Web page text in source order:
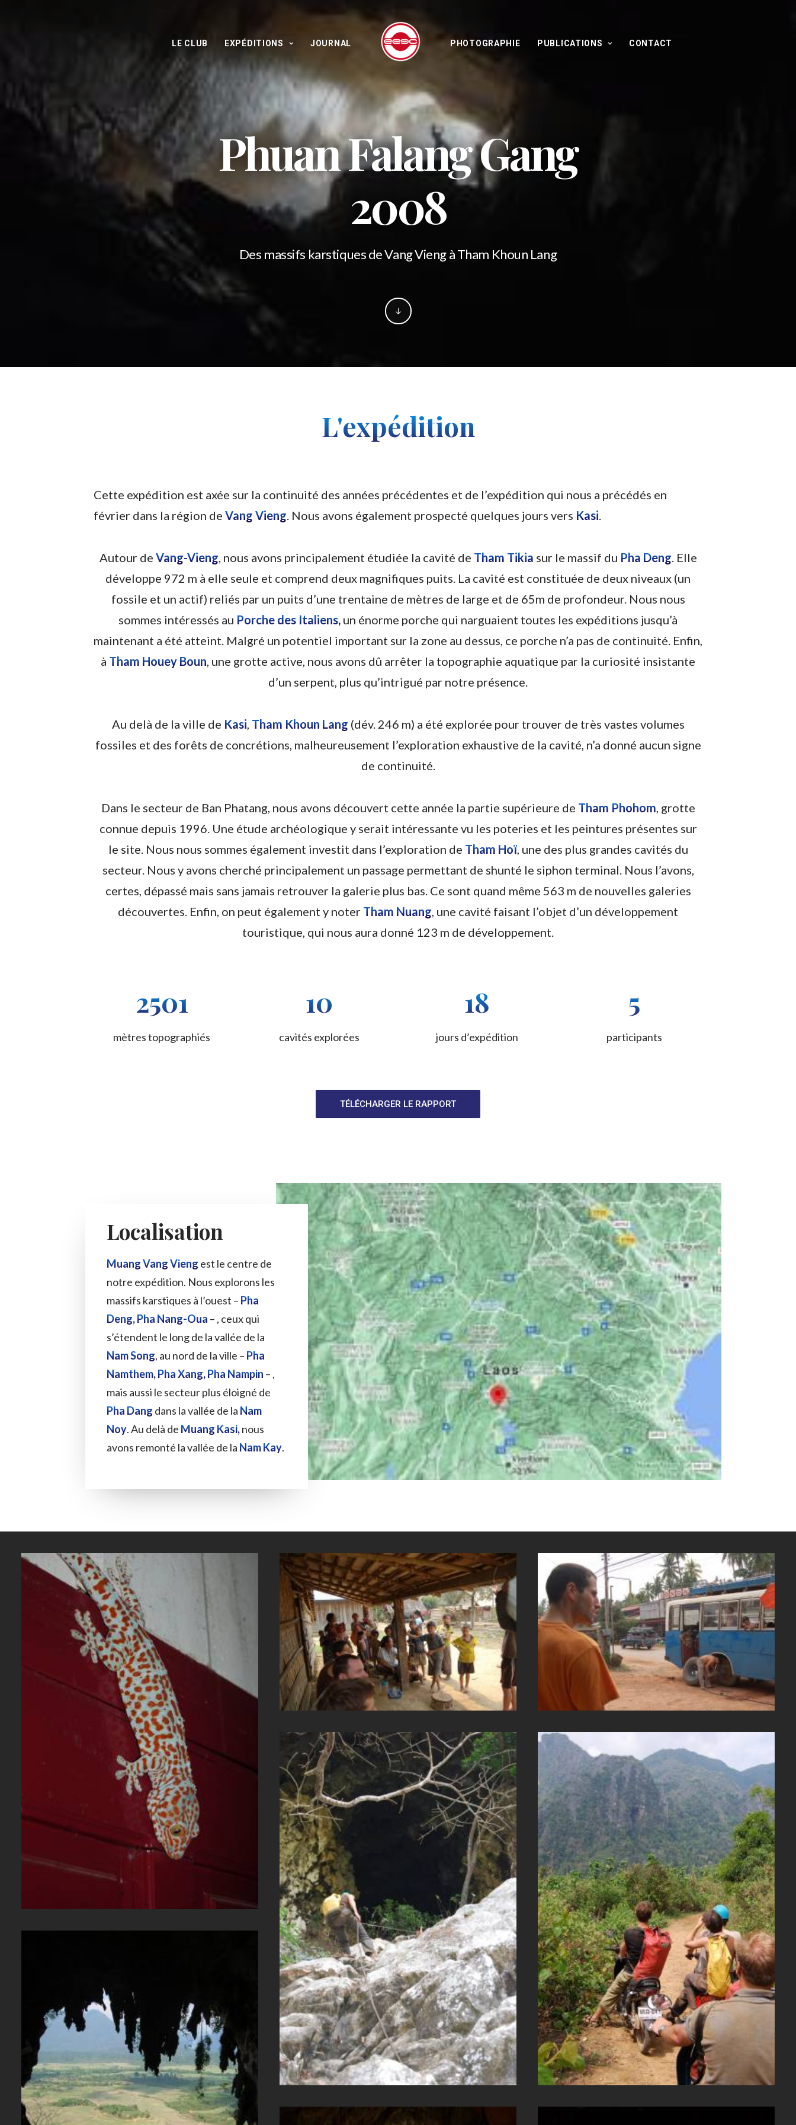
LE CLUB EXPÉDITIONS JOURNAL PHOTOGRAPHIE PUBLICATIONS CONTACT
Phuan Falang Gang
2008
Des massifs karstiques de Vang Vieng à Tham Khoun Lang
L'expédition
Cette expédition est axée sur la continuité des années précédentes et de l’expédition qui nous a précédés en
février dans la région de Vang Vieng. Nous avons également prospecté quelques jours vers Kasi.
Autour de Vang-Vieng, nous avons principalement étudiée la cavité de Tham Tikia sur le massif du Pha Deng. Elle
développe 972 m à elle seule et comprend deux magnifiques puits. La cavité est constituée de deux niveaux (un
fossile et un actif) reliés par un puits d’une trentaine de mètres de large et de 65m de profondeur. Nous nous
sommes intéressés au Porche des Italiens, un énorme porche qui narguaient toutes les expéditions jusqu’à
maintenant a été atteint. Malgré un potentiel important sur la zone au dessus, ce porche n’a pas de continuité. Enfin,
à Tham Houey Boun, une grotte active, nous avons dû arrêter la topographie aquatique par la curiosité insistante
d’un serpent, plus qu’intrigué par notre présence.
Au delà de la ville de Kasi, Tham Khoun Lang (dév. 246 m) a été explorée pour trouver de très vastes volumes
fossiles et des forêts de concrétions, malheureusement l’exploration exhaustive de la cavité, n’a donné aucun signe
de continuité.
Dans le secteur de Ban Phatang, nous avons découvert cette année la partie supérieure de Tham Phohom, grotte
connue depuis 1996. Une étude archéologique y serait intéressante vu les poteries et les peintures présentes sur
le site. Nous nous sommes également investit dans l’exploration de Tham Hoï, une des plus grandes cavités du
secteur. Nous y avons cherché principalement un passage permettant de shunté le siphon terminal. Nous l’avons,
certes, dépassé mais sans jamais retrouver la galerie plus bas. Ce sont quand même 563 m de nouvelles galeries
découvertes. Enfin, on peut également y noter Tham Nuang, une cavité faisant l’objet d’un développement
touristique, qui nous aura donné 123 m de développement.
2501
mètres topographiés
10
cavités explorées
18
jours d’expédition
5
participants
TÉLÉCHARGER LE RAPPORT
Localisation
Muang Vang Vieng est le centre de
notre expédition. Nous explorons les
massifs karstiques à l’ouest – Pha
Deng, Pha Nang-Oua – , ceux qui
s’étendent le long de la vallée de la
Nam Song, au nord de la ville – Pha
Namthem, Pha Xang, Pha Nampin – ,
mais aussi le secteur plus éloigné de
Pha Dang dans la vallée de la Nam
Noy. Au delà de Muang Kasi,nous
avons remonté la vallée de la Nam Kay.